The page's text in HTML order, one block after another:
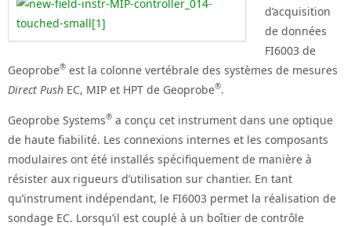
d’acquisition
de données
FI6003 de
Geoprobe® est la colonne vertébrale des systèmes de mesures
Direct Push EC, MIP et HPT de Geoprobe®.
Geoprobe Systems® a conçu cet instrument dans une optique
de haute fiabilité. Les connexions internes et les composants
modulaires ont été installés spécifiquement de manière à
résister aux rigueurs d’utilisation sur chantier. En tant
qu’instrument indépendant, le FI6003 permet la réalisation de
sondage EC. Lorsqu’il est couplé à un boîtier de contrôle